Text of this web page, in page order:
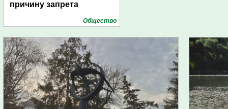
причину запрета
Общество